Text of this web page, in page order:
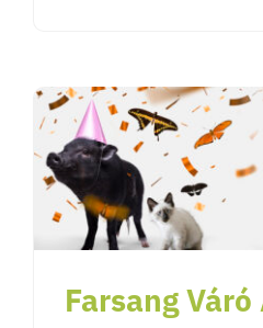
Farsang